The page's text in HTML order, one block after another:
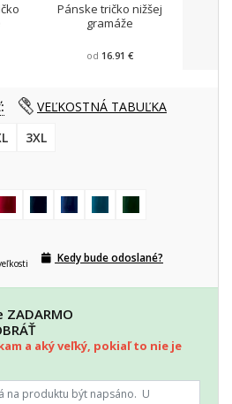
Pánske tričko nižšej
gramáže
od 16.91 €
VEĽKOSTNÁ TABUĽKA
3XL
Kedy bude odoslané?
a aký veľký, pokiaľ to nie je